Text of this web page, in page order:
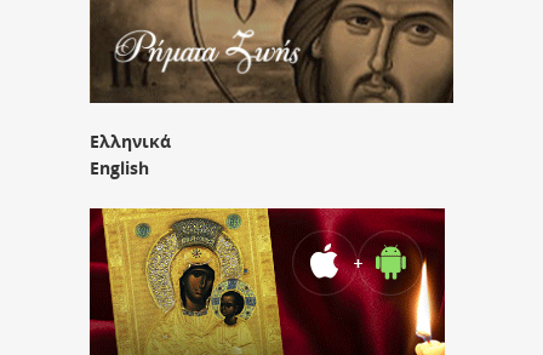
Ελληνικά
English